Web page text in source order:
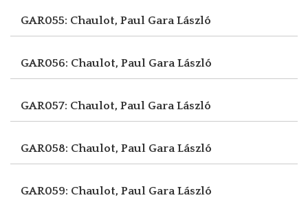
GAR055: Chaulot, Paul Gara László
GAR056: Chaulot, Paul Gara László
GAR057: Chaulot, Paul Gara László
GAR058: Chaulot, Paul Gara László
GAR059: Chaulot, Paul Gara László